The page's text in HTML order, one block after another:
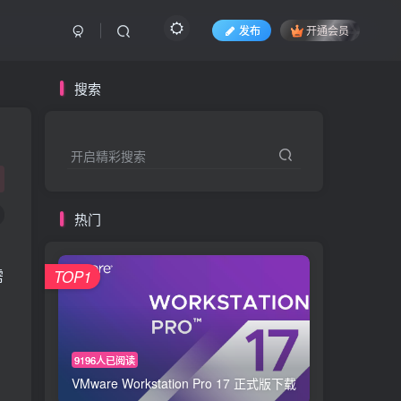
发布 开通会员
搜索
开启精彩搜索
热门
9196人已阅读
VMware Workstation Pro 17 正式版下载
TOP1